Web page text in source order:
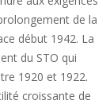
de la
début 1942. La
du STO qui
1920 et 1922.
croissante de